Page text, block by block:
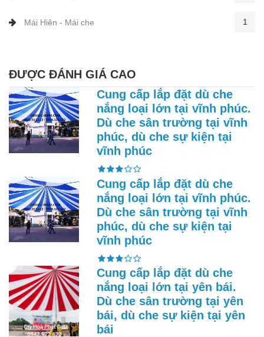
Mái Hiên - Mái che 1
ĐƯỢC ĐÁNH GIÁ CAO
Cung cấp lắp đặt dù che
nắng loại lớn tại vĩnh phúc.
Dù che sân trường tại vĩnh
phúc, dù che sự kiện tại
vĩnh phúc
Cung cấp lắp đặt dù che
nắng loại lớn tại vĩnh phúc.
Dù che sân trường tại vĩnh
phúc, dù che sự kiện tại
vĩnh phúc
Cung cấp lắp đặt dù che
nắng loại lớn tại yên bái.
Dù che sân trường tại yên
bái, dù che sự kiện tại yên
bái